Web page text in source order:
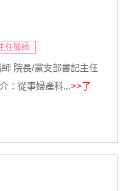
任醫師
院長/黨支部書記主任
：從事婦產科...>>了